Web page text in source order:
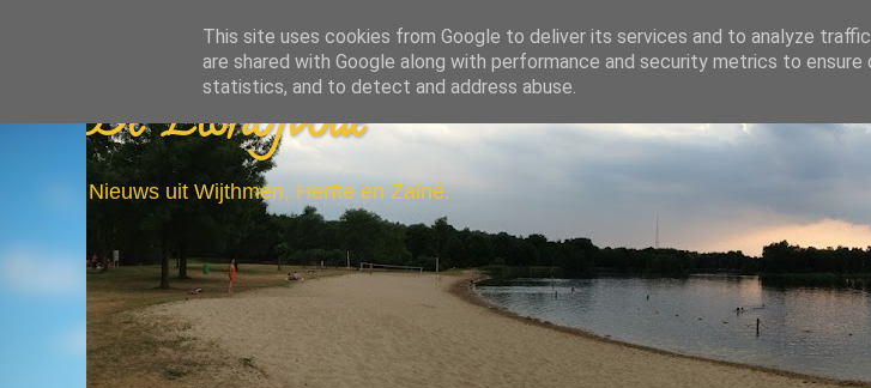
De Elshofbode
Nieuws uit Wijthmen, Herfte en Zalné.
This site uses cookies from Google to deliver its services and to analyze
are shared with Google along with performance and security metrics to
statistics, and to detect and address abuse.